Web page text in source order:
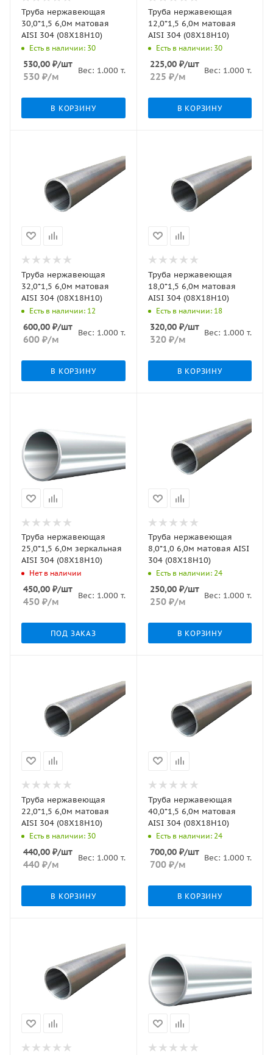
Труба нержавеющая
30,0*1,5 6,0м матовая
AISI 304 (08Х18Н10)
Есть в наличии: 30
530,00 ₽/шт
530 ₽/м
Вес: 1.000 т.
В КОРЗИНУ
Труба нержавеющая
12,0*1,5 6,0м матовая
AISI 304 (08Х18Н10)
Есть в наличии: 30
225,00₽/шт
225 ₽/м
Вес: 1.000 т.
В КОРЗИНУ
Труба нержавеющая
32,0*1,5 6,0м матовая
AISI 304 (08Х18Н10)
Есть в наличии: 12
600,00 ₽/шт
600 ₽/м
Вес: 1.000 т.
В КОРЗИНУ
Труба нержавеющая
18,0*1,5 6,0м матовая
AISI 304 (08Х18Н10)
Есть в наличии: 18
320,00₽/шт
320₽/м
Вес: 1.000 т.
В КОРЗИНУ
Труба нержавеющая
25,0*1,5 6,0м зеркальная
AISI 304 (08Х18Н10)
Нет в наличии
450,00 ₽/шт
450 ₽/м
Вес: 1.000 т.
ПОД ЗАКАЗ
Труба нержавеющая
8,0*1,0 6,0м матовая AISI
304 (08Х18Н10)
Есть в наличии: 24
250,00₽/шт
250₽/м
Вес: 1.000 т.
В КОРЗИНУ
Труба нержавеющая
22,0*1,5 6,0м матовая
AISI 304 (08Х18Н10)
Есть в наличии: 30
440,00 ₽/шт
440 ₽/м
Вес: 1.000 т.
В КОРЗИНУ
Труба нержавеющая
40,0*1,5 6,0м матовая
AISI 304 (08Х18Н10)
Есть в наличии: 24
700,00₽/шт
700₽/м
Вес: 1.000 т.
В КОРЗИНУ